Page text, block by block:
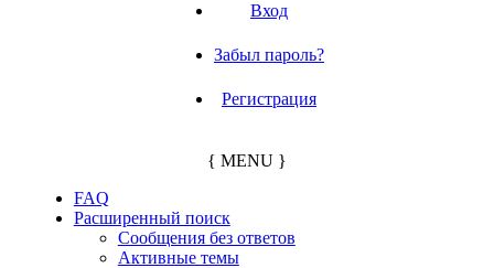
Вход
Забыл пароль?
Регистрация
{ MENU }
FAQ
Расширенный поиск
Сообщения без ответов
Активные темы